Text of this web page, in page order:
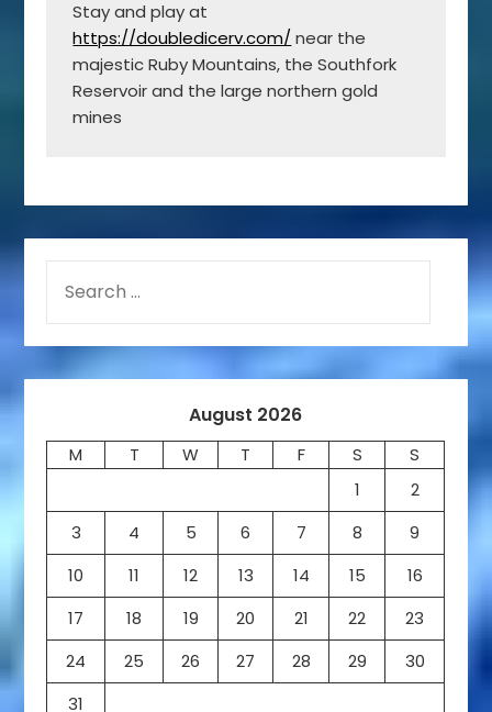
https://doubledicerv.com/ near the
majestic Ruby Mountains, the Southfork
Reservoir and the large northern gold
mines
August 2026
M T W T F S
S
1
2
3
4 5 6 7 8
9
10
11 12 13 14 15
16
17
18 19 20 21 22
23
24
25 26 27 28 29
30
31